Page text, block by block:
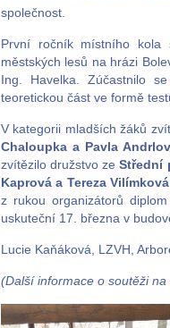
společnost.
První ročník místního kola
městských lesů na hrázi
Ing. Havelka. Zúčastnilo
teoretickou část ve formě
V kategorii mladších žáků
Chaloupka a Pavla
zvítězilo družstvo zeStřední
Kaprová a Tereza
z rukou organizátorů
uskuteční 17. března v
Lucie Kaňáková, LZVH,
(Další informace o soutěži